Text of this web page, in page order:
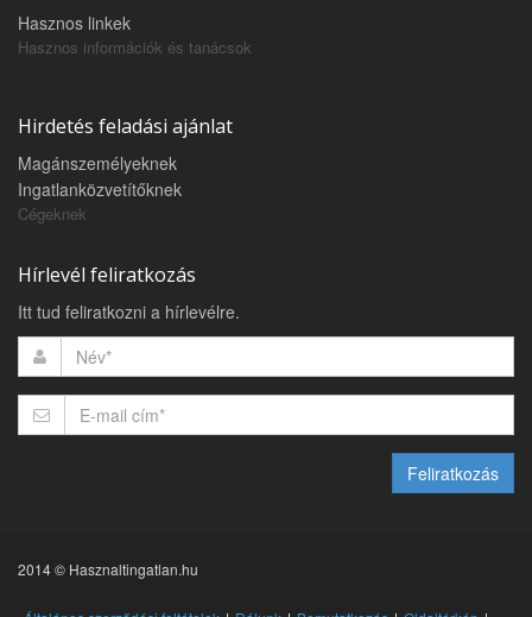
Hasznos linkek
Hasznos információk és tanácsok
Hirdetés feladási ajánlat
Magánszemélyeknek
Ingatlanközvetítőknek
Cégeknek
Hírlevél feliratkozás
Itt tud feliratkozni a hírlevélre.
Feliratkozás
2014 © Hasznaltingatlan.hu